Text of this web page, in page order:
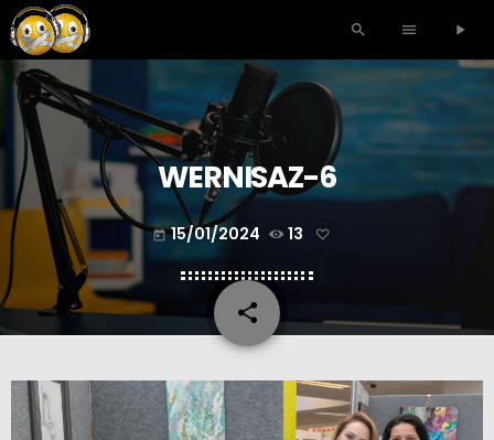
search menu play_arrow
WERNISAZ-6
today 15/01/2024 13
share
email